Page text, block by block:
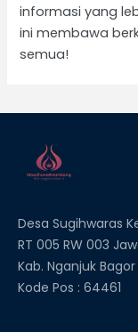
informasi yang
ini membawa
semua!
Desa Sugihwaras
RT 005 RW 003
Kab. Nganjuk Bagor
Kode Pos : 64461